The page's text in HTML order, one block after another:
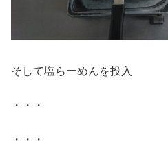
そして塩らーめんを投入
・・・
・・・